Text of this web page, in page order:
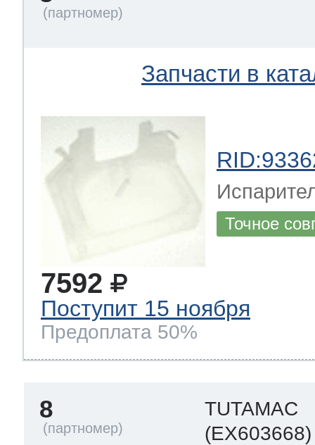
Запчасти в
Точное
7592
Поступит 15 ноября
Предоплата 50%
8
TUTAMAC
(EX603668)